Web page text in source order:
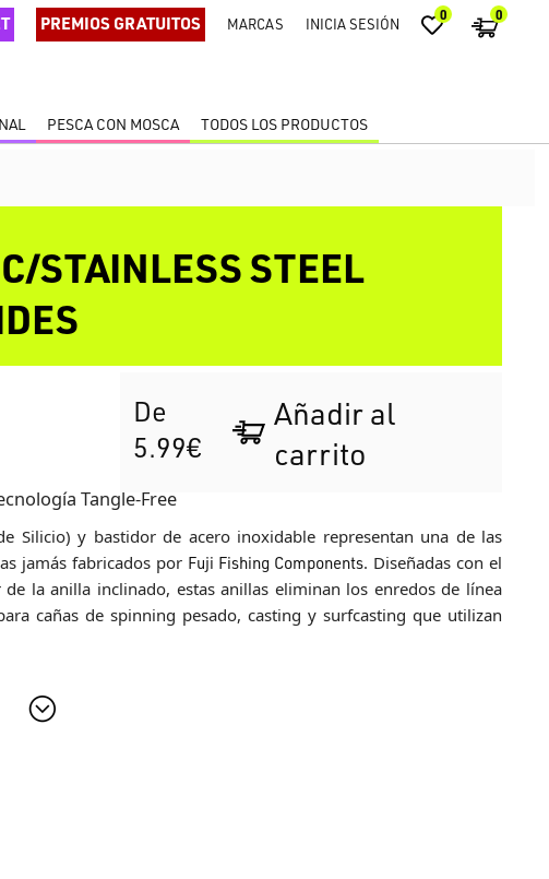
PREMIOS GRATUITOS MARCAS INICIA SESIÓN 0 0
PESCA CON MOSCA TODOS LOS PRODUCTOS
STAINLESS STEEL
De
5.99€
Añadir al
carrito
Tangle-Free
Silicio) y bastidor de acero inoxidable representan una de las
jamás fabricados por Fuji Fishing Components. Diseñadas con el
de la anilla inclinado, estas anillas eliminan los enredos de línea
cañas de spinning pesado, casting y surfcasting que utilizan
y su capacidad superior para disipar el calor, garantizando una